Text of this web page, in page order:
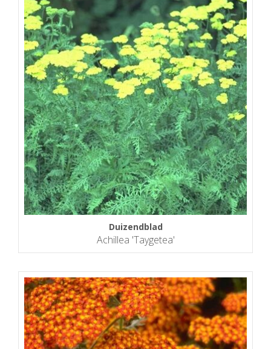
Duizendblad
Achillea 'Taygetea'